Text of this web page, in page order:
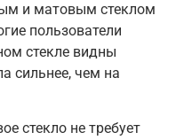
и матовым стеклом
пользователи
стекле видны
сильнее, чем на
стекло не требует